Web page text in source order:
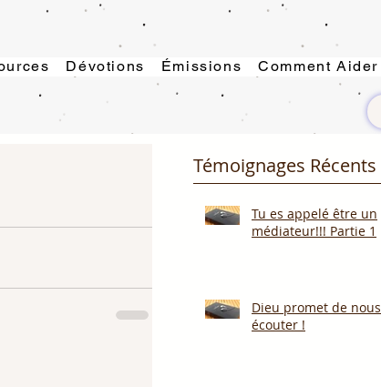
Dévotions Émissions Comment Aider
Témoignages Récents
Tu es appelé être un
médiateur!!! Partie 1
Dieu promet de nous
écouter !